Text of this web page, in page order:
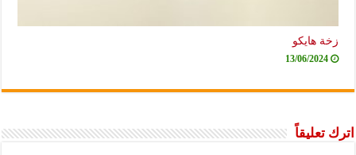
زخة هايكو
13/06/2024
اترك تعليقاً